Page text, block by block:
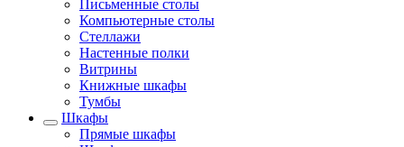
Письменные столы
Компьютерные столы
Стеллажи
Настенные полки
Витрины
Книжные шкафы
Тумбы
Шкафы
Прямые шкафы